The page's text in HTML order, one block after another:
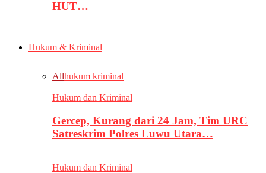
HUT…
Hukum & Kriminal
Allhukum kriminal
Hukum dan Kriminal
Gercep, Kurang dari 24 Jam, Tim URC
Satreskrim Polres Luwu Utara…
Hukum dan Kriminal